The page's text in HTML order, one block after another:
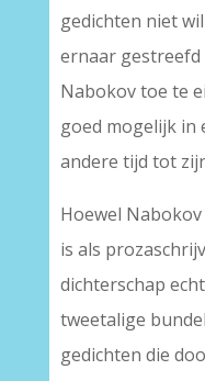
gedichten niet
ernaar gestreefd
Nabokov toe te
goed mogelijk in
andere tijd tot
Hoewel
is als
dichterschap
tweetalige
gedichten die